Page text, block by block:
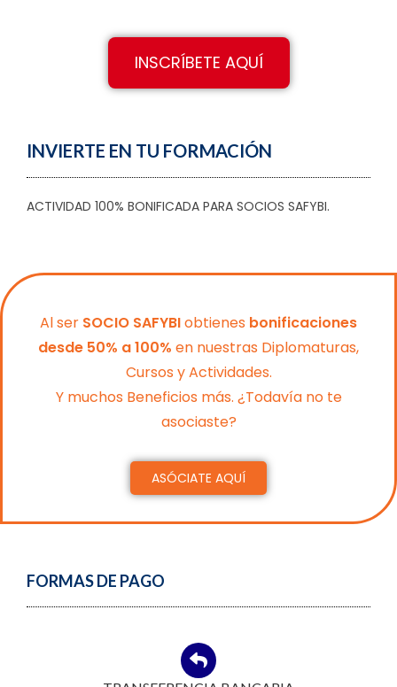
INSCRÍBETE AQUÍ
INVIERTE EN TU FORMACIÓN
ACTIVIDAD 100% BONIFICADA PARA SOCIOS SAFYBI.
Al ser SOCIO SAFYBIobtienes bonificaciones
desde 50% a 100% en nuestras Diplomaturas,
Cursos y Actividades.
Y muchos Beneficios más. ¿Todavía no te
asociaste?
ASÓCIATE AQUÍ
FORMAS DE PAGO